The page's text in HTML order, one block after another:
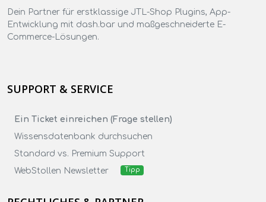
Dein Partner für erstklassige JTL-Shop Plugins, App-
Entwicklung mit dash.bar und maßgeschneiderte E-
Commerce-Lösungen.
SUPPORT & SERVICE
Ein Ticket einreichen (Frage stellen)
Wissensdatenbank durchsuchen
Standard vs. Premium Support
WebStollen Newsletter
Tipp